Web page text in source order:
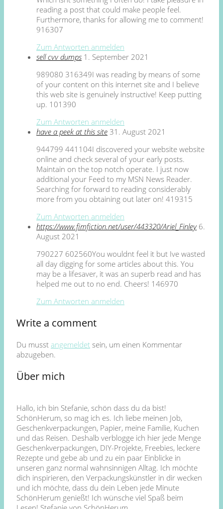
reading a post that could make people feel.
Furthermore, thanks for allowing me to comment!
916307
Zum Antworten anmelden
sell cvv dumps 1. September 2021
989080 316349I was reading by means of some
of your content on this internet site and I believe
this web site is genuinely instructive! Keep putting
up. 101390
Zum Antworten anmelden
have a peek at this site 31. August 2021
944799 441104I discovered your website website
online and check several of your early posts.
Maintain on the top notch operate. I just now
additional your Feed to my MSN News Reader.
Searching for forward to reading considerably
more from you obtaining out later on! 419315
Zum Antworten anmelden
https://www.fimfiction.net/user/443320/Ariel_Finley 6.
August 2021
790227 602560You wouldnt feel it but Ive wasted
all day digging for some articles about this. You
may be a lifesaver, it was an superb read and has
helped me out to no end. Cheers! 146970
Zum Antworten anmelden
Write a comment
Du musst angemeldet sein, um einen Kommentar
abzugeben.
Über mich
Hallo, ich bin Stefanie, schön dass du da bist!
SchönHerum, so mag ich es. Ich liebe meinen Job,
Geschenkverpackungen, Papier, meine Familie, Kuchen
und das Reisen. Deshalb verblogge ich hier jede Menge
Geschenkverpackungen, DIY-Projekte, Freebies, leckere
Rezepte und gebe ab und zu ein paar Einblicke in
unseren ganz normal wahnsinnigen Alltag. Ich möchte
dich inspirieren, den Verpackungskünstler in dir wecken
und ich möchte, dass du dein Leben jede Minute
SchönHerum genießt! Ich wünsche viel Spaß beim